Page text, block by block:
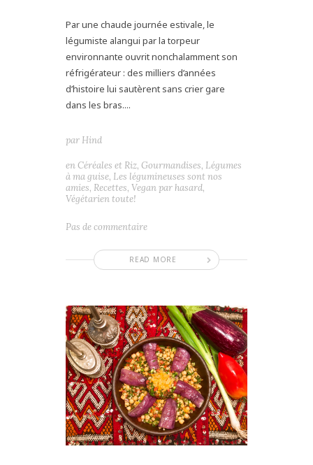
Par une chaude journée estivale, le
légumiste alangui par la torpeur
environnante ouvrit nonchalamment son
réfrigérateur : des milliers d’années
d’histoire lui sautèrent sans crier gare
dans les bras....
READ MORE
par Hind
enCéréales et Riz, Gourmandises, Légumes
à ma guise, Les légumineuses sont nos
amies, Recettes, Vegan par hasard,
Végétarien toute!
Pas de commentaire